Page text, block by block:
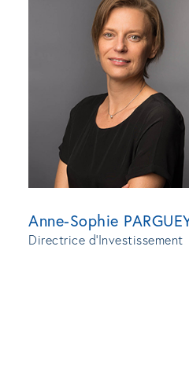
Anne-Sophie
Directrice d’Investissement